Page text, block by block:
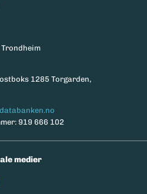
1285 Torgarden,
919 666 102
medier